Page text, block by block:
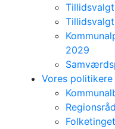
2029
Vores politikere
Folketinget